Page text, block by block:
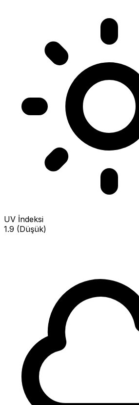
UV İndeksi
1.9 (Düşük)